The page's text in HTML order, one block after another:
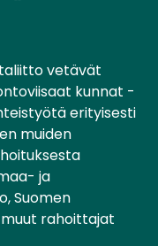
vetävät
kunnat -
erityisesti
muiden
ja
Suomen
rahoittajat